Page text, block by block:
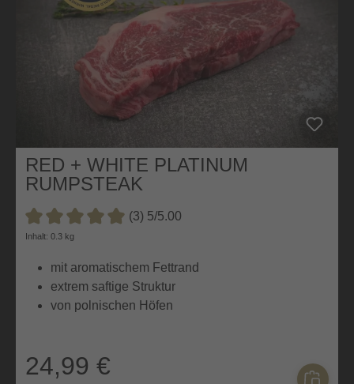
RED + WHITE PLATINUM
RUMPSTEAK
Durchschnittliche Bewertung von 5 von 5 Sternen
(3) 5/5.00
Inhalt: 0.3 kg
mit aromatischem Fettrand
extrem saftige Struktur
von polnischen Höfen
24,99 €